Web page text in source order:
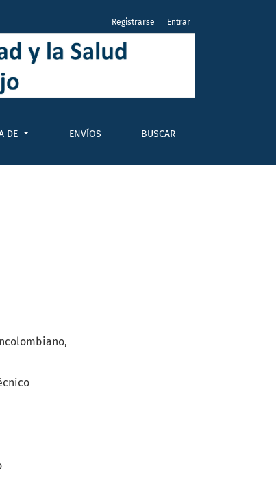
DE ENVÍOS BUSCAR
Registrarse Entrar